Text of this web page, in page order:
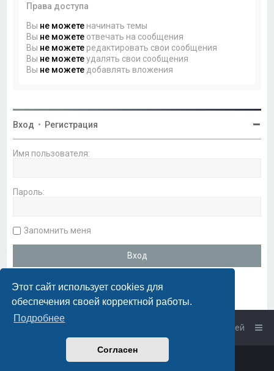
Этот сайт использует cookies для
обеспечения своей корректной работы.
Подробнее
Согласен
Права доступа
Вы не можете начинать темы
Вы не можете отвечать на сообщения
Вы не можете редактировать свои сообщения
Вы не можетеудалять свои сообщения
Вы не можете добавлять вложения
Вход • Регистрация
Имя пользователя:
Пароль:
Запомнить меня
Связаться с администрацией
phpBB
PlanetStyles